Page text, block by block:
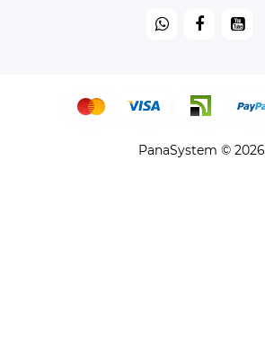
PanaSystem © 2026